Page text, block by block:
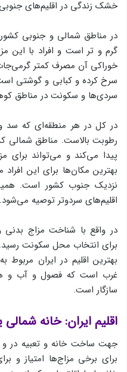
خشك زندگی در اقلیم‌های
در مناطق شمالی و جنوبی
گرم و تر است و افراد با این
خوراكی آن مصرف كمتر
سرخ كرده و كبابی و گوشتی
سردی‌ها و سكونت در مناطق
در كل در هر منطقه‌ای كه سد و
رطوبت بالاست. مناطق شمالی
پیدا می‌كند و می‌تواند برای
بهترین مكان‌ها برای این
نزدیك جنوب كشور است.
اقلیم‌های سرد‌و‌تر توصیه می‌شود.
در واقع با شناخت مزاج بدنی
برای انتخاب محل سكونت رسید.
بهترین اقلیم در ایران مربوط
غرب است كه فصول و آب و
سازگار است.
اقلیم ایران: خانه
جهت ساخت خانه و تعبیه در
برای برخی مزاج‌ها امتیاز و